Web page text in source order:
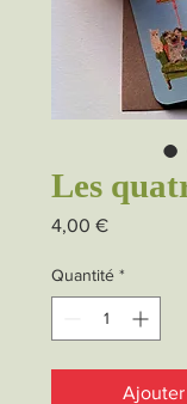
Les
4,00 €Prix
Quantité *
Ajouter